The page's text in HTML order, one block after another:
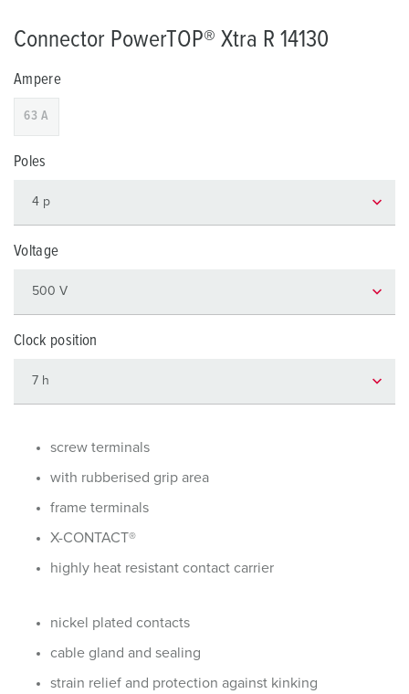
Connector PowerTOP® Xtra R 14130
Ampere
63 A
Poles
Voltage
Clock position
screw terminals
with rubberised grip area
frame terminals
X-CONTACT®
highly heat resistant contact carrier
nickel plated contacts
cable gland and sealing
strain relief and protection against kinking